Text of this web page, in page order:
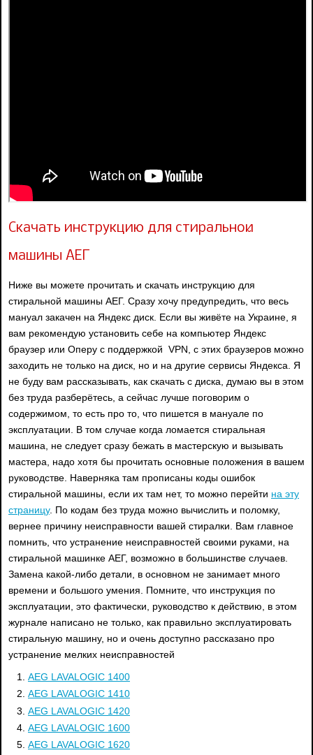
Скачать инструкцию для стиральной
машины АЕГ
Ниже вы можете прочитать и скачать инструкцию для
стиральной машины АЕГ. Сразу хочу предупредить, что весь
мануал закачен на Яндекс диск. Если вы живёте на Украине, я
вам рекомендую установить себе на компьютер Яндекс
браузер или Оперу с поддержкой VPN, с этих браузеров можно
заходить не только на диск, но и на другие сервисы Яндекса. Я
не буду вам рассказывать, как скачать с диска, думаю вы в этом
без труда разберётесь, а сейчас лучше поговорим о
содержимом, то есть про то, что пишется в мануале по
эксплуатации. В том случае когда ломается стиральная
машина, не следует сразу бежать в мастерскую и вызывать
мастера, надо хотя бы прочитать основные положения в вашем
руководстве. Наверняка там прописаны коды ошибок
стиральной машины, если их там нет, то можно перейти на эту
страницу. По кодам без труда можно вычислить и поломку,
вернее причину неисправности вашей стиралки. Вам главное
помнить, что устранение неисправностей своими руками, на
стиральной машинке АЕГ, возможно в большинстве случаев.
Замена какой-либо детали, в основном не занимает много
времени и большого умения. Помните, что инструкция по
эксплуатации, это фактически, руководство к действию, в этом
журнале написано не только, как правильно эксплуатировать
стиральную машину, но и очень доступно рассказано про
устранение мелких неисправностей
AEG LAVALOGIC 1400
AEG LAVALOGIC 1410
AEG LAVALOGIC 1420
AEG LAVALOGIC 1600
AEG LAVALOGIC 1620